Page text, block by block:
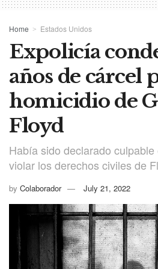
Home Estados Unidos
Expolicía
años de cárcel
homicidio de
Floyd
Había sido declarado
violar los derechos civiles de
by Colaborador July 21, 2022